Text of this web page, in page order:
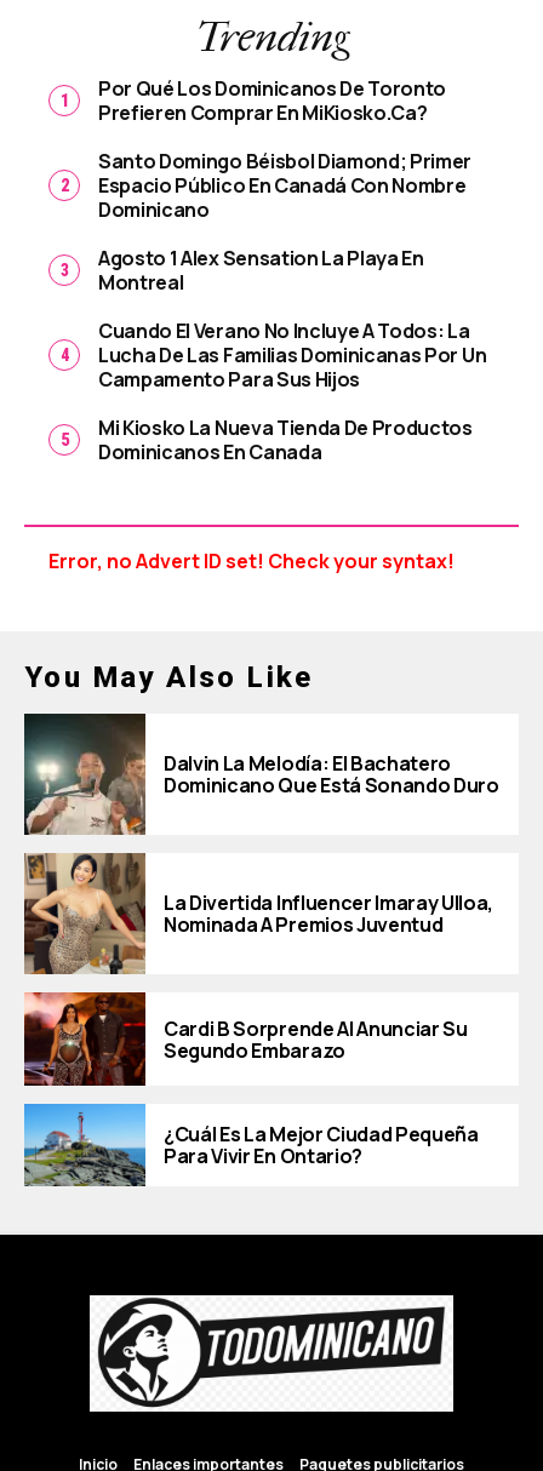
Trending
Por Qué Los Dominicanos De Toronto
Prefieren Comprar En MiKiosko.ca?
Santo Domingo Béisbol Diamond; Primer
Espacio Público En Canadá Con Nombre
Dominicano
Agosto 1 Alex Sensation La Playa En
Montreal
Cuando El Verano No Incluye A Todos: La
Lucha De Las Familias Dominicanas Por Un
Campamento Para Sus Hijos
Mi Kiosko La Nueva Tienda De Productos
Dominicanos En Canada
Error, no Advert ID set! Check your syntax!
You May Also Like
Dalvin La Melodía: El Bachatero
Dominicano Que Está Sonando Duro
La Divertida Influencer Imaray Ulloa,
Nominada A Premios Juventud
Cardi B Sorprende Al Anunciar Su
Segundo Embarazo
¿Cuál Es La Mejor Ciudad Pequeña
Para Vivir En Ontario?
Inicio Enlaces importantes Paquetes publicitarios